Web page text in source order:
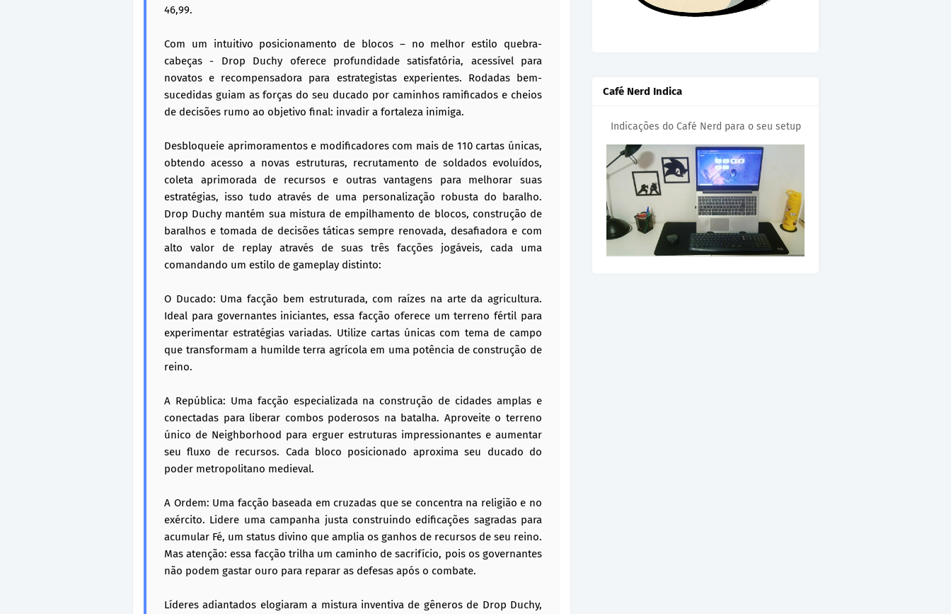
46,99.
Com um intuitivo posicionamento de blocos – no melhor estilo quebra-
cabeças - Drop Duchy oferece profundidade satisfatória, acessível para
novatos e recompensadora para estrategistas experientes. Rodadas bem-
sucedidas guiam as forças do seu ducado por caminhos ramificados e cheios
de decisões rumo ao objetivo final: invadir a fortaleza inimiga.
Desbloqueie aprimoramentos e modificadores com mais de 110 cartas únicas,
obtendo acesso a novas estruturas, recrutamento de soldados evoluídos,
coleta aprimorada de recursos e outras vantagens para melhorar suas
estratégias, isso tudo através de uma personalização robusta do baralho.
Drop Duchy mantém sua mistura de empilhamento de blocos, construção de
baralhos e tomada de decisões táticas sempre renovada, desafiadora e com
alto valor de replay através de suas três facções jogáveis, cada uma
comandando um estilo de gameplay distinto:
O Ducado: Uma facção bem estruturada, com raízes na arte da agricultura.
Ideal para governantes iniciantes, essa facção oferece um terreno fértil para
experimentar estratégias variadas. Utilize cartas únicas com tema de campo
que transformam a humilde terra agrícola em uma potência de construção de
reino.
A República: Uma facção especializada na construção de cidades amplas e
conectadas para liberar combos poderosos na batalha. Aproveite o terreno
único de Neighborhood para erguer estruturas impressionantes e aumentar
seu fluxo de recursos. Cada bloco posicionado aproxima seu ducado do
poder metropolitano medieval.
A Ordem: Uma facção baseada em cruzadas que se concentra na religião e no
exército. Lidere uma campanha justa construindo edificações sagradas para
acumular Fé, um status divino que amplia os ganhos de recursos de seu reino.
Mas atenção: essa facção trilha um caminho de sacrifício, pois os governantes
não podem gastar ouro para reparar as defesas após o combate.
Líderes adiantados elogiaram a mistura inventiva de gêneros de Drop Duchy,
Café Nerd Indica
Indicações do Café Nerd para o seu setup